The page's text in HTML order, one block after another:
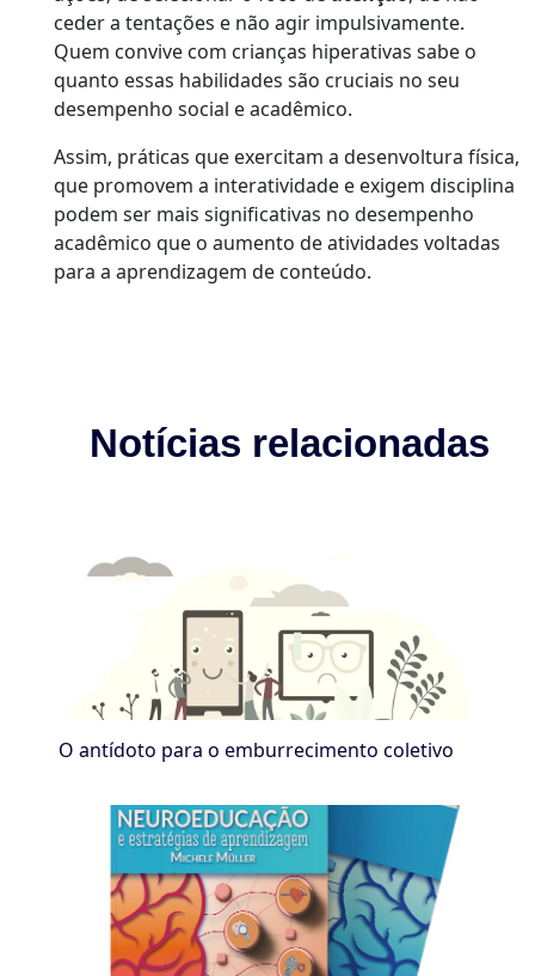
ceder a tentações e não agir impulsivamente.
Quem convive com crianças hiperativas sabe o
quanto essas habilidades são cruciais no seu
desempenho social e acadêmico.
Assim, práticas que exercitam a desenvoltura física,
que promovem a interatividade e exigem disciplina
podem ser mais significativas no desempenho
acadêmico que o aumento de atividades voltadas
para a aprendizagem de conteúdo.
Notícias relacionadas
O antídoto para o emburrecimento coletivo